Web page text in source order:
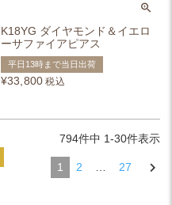
K18YG ダイヤモンド＆イエロ
ーサファイアピアス
平日13時まで当日出荷
¥33,800 税込
794件中 1-30件表示
1 2 27